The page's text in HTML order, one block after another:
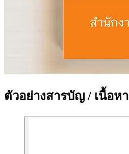
ตัวอย่างสารบัญ / เนื้อหา